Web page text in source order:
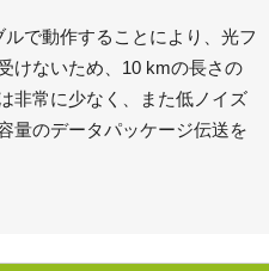
で動作することにより、光フ
けないため、10 kmの長さの
非常に少なく、また低ノイズ
量のデータパッケージ伝送を